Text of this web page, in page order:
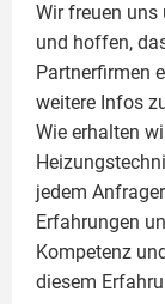
Wir freuen uns
und hoffen,
Partnerfirmen
weitere Infos
Wie erhalten
jedem
Erfahrungen
Kompetenz
diesem